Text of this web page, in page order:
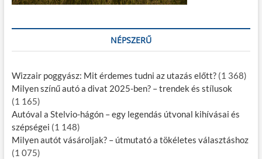
NÉPSZERŰ
Wizzair poggyász: Mit érdemes tudni az utazás előtt? (1 368)
Milyen színű autó a divat 2025-ben? – trendek és stílusok
(1 165)
Autóval a Stelvio-hágón – egy legendás útvonal kihívásai és
szépségei (1 148)
Milyen autót vásároljak? – útmutató a tökéletes választáshoz
(1 075)